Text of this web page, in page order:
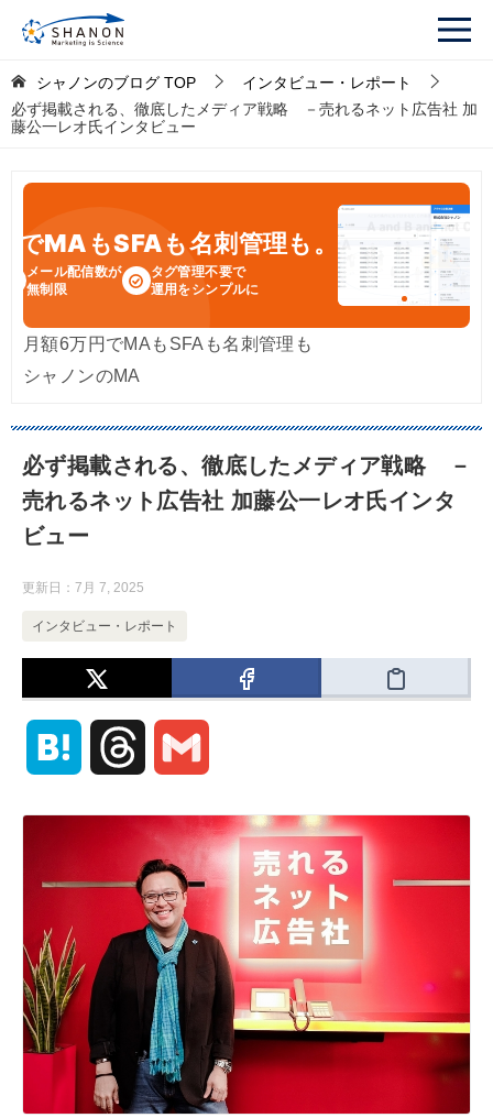
シャノンのブログ TOP
インタビュー・レポート
必ず掲載される、徹底したメディア戦略 －売れるネット広告社 加
藤公一レオ氏インタビュー
でMAもSFAも名刺管理も。
メール配信数が
無制限
タグ管理不要で
運用をシンプルに
月額6万円でMAもSFAも名刺管理も
シャノンのMA
必ず掲載される、徹底したメディア戦略 －
売れるネット広告社 加藤公一レオ氏インタ
ビュー
更新日： 7月 7, 2025
インタビュー・レポート
n
a
r
e
d
s
a
l